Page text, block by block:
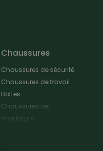
Chaussures
Chaussures de sécurité
Chaussures de travail
Bottes
Chaussures de
montagne